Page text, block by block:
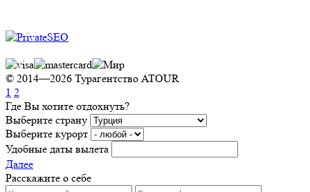
© 2014—2026 Турагентство ATOUR
1 2
Где Вы хотите отдохнуть?
Выберите страну
Выберите курорт
Удобные даты вылета
Далее
Расскажите о себе